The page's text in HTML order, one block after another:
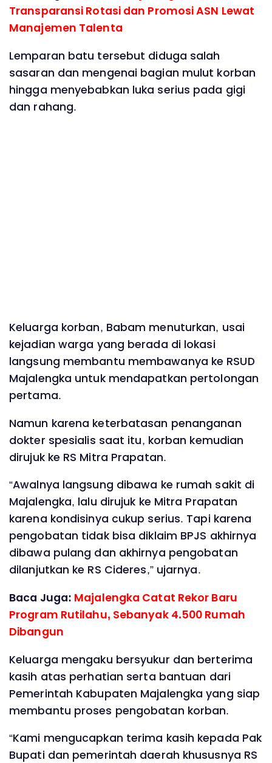
Transparansi Rotasi dan Promosi ASN Lewat
Manajemen Talenta
Lemparan batu tersebut diduga salah
sasaran dan mengenai bagian mulut korban
hingga menyebabkan luka serius pada gigi
dan rahang.
Keluarga korban, Babam menuturkan, usai
kejadian warga yang berada di lokasi
langsung membantu membawanya ke RSUD
Majalengka untuk mendapatkan pertolongan
pertama.
Namun karena keterbatasan penanganan
dokter spesialis saat itu, korban kemudian
dirujuk ke RS Mitra Prapatan.
“Awalnya langsung dibawa ke rumah sakit di
Majalengka, lalu dirujuk ke Mitra Prapatan
karena kondisinya cukup serius. Tapi karena
pengobatan tidak bisa diklaim BPJS akhirnya
dibawa pulang dan akhirnya pengobatan
dilanjutkan ke RS Cideres,” ujarnya.
Baca Juga: Majalengka Catat Rekor Baru
Program Rutilahu, Sebanyak 4.500 Rumah
Dibangun
Keluarga mengaku bersyukur dan berterima
kasih atas perhatian serta bantuan dari
Pemerintah Kabupaten Majalengka yang siap
membantu proses pengobatan korban.
“Kami mengucapkan terima kasih kepada Pak
Bupati dan pemerintah daerah khususnya RS